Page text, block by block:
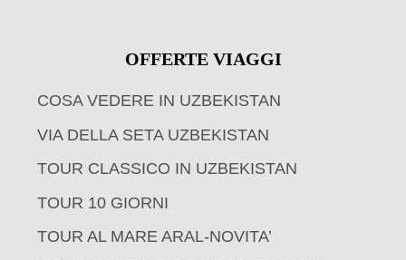
OFFERTE VIAGGI
COSA VEDERE IN UZBEKISTAN
VIA DELLA SETA UZBEKISTAN
TOUR CLASSICO IN UZBEKISTAN
TOUR 10 GIORNI
TOUR AL MARE ARAL-NOVITA’